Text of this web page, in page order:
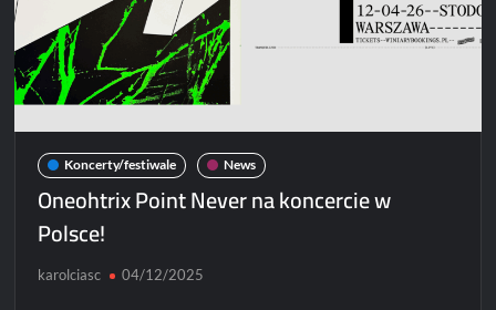
Koncerty/festiwale News
Oneohtrix Point Never na koncercie w
Polsce!
karolciasc 04/12/2025